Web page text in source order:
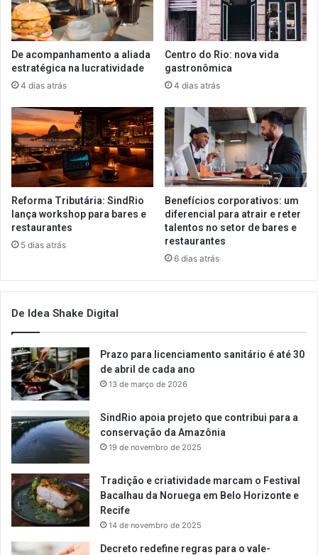
De acompanhamento a aliada
estratégica na lucratividade
4 dias atrás
Centro do Rio: nova vida
gastronômica
4 dias atrás
Reforma Tributária: SindRio
lança workshop para bares e
restaurantes
5 dias atrás
Benefícios corporativos: um
diferencial para atrair e reter
talentos no setor de bares e
restaurantes
6 dias atrás
De Idea Shake Digital
Prazo para licenciamento sanitário é até 30
de abril de cada ano
13 de março de 2026
SindRio apoia projeto que contribui para a
conservação da Amazônia
19 de novembro de 2025
Tradição e criatividade marcam o Festival
Bacalhau da Noruega em Belo Horizonte e
Recife
14 de novembro de 2025
Decreto redefine regras para o vale-